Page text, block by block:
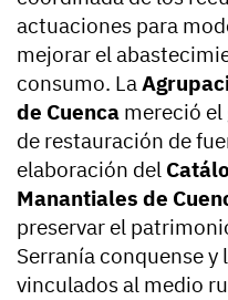
actuaciones para
mejorar el
consumo. La
de Cuenca mereció
de restauración de
elaboración del
Manantiales de
preservar el
Serranía conquense
vinculados al medio